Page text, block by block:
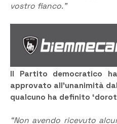
vostro fianco.”
Il Partito democratico
approvato all’unanimità
qualcuno ha definito
“Non avendo ricevuto